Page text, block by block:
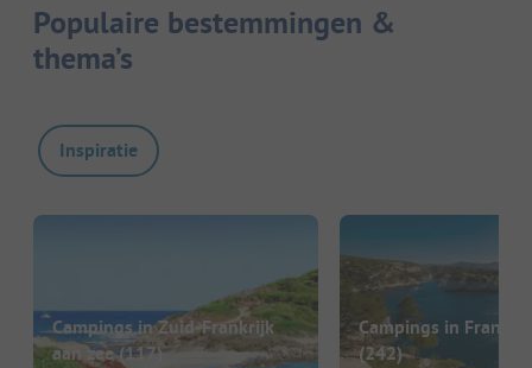
Populaire bestemmingen &
thema’s
Inspiratie
Campings in Zuid-Frankrijk
aan zee(117)
Campings in
(242)